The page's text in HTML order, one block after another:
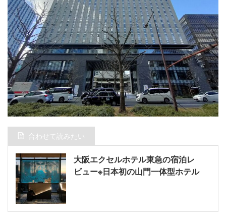
合わせて読みたい
大阪エクセルホテル東急の宿泊レ
ビュー※日本初の山門一体型ホテル